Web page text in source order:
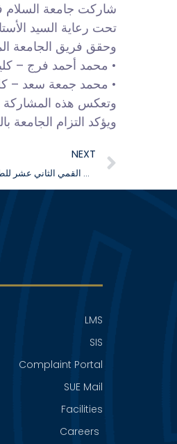
تحت رعاية السيد
وحقق فريق الجامعة
• محمد أحمد فرج –
• محمد جمعة سعد –
وتعكس هذه المشاركة
ويؤكد التزام
NEXT
جامعة السلام تشارك في الملتقى القمي الثاني عشر للطالب والطالبة المثاليين والملتقى القمي الخامس لمبادرة “سفراء النوايا الحسنة”
LMS
SIS
Complaint Portal
SUE Mail
Facilities
Careers